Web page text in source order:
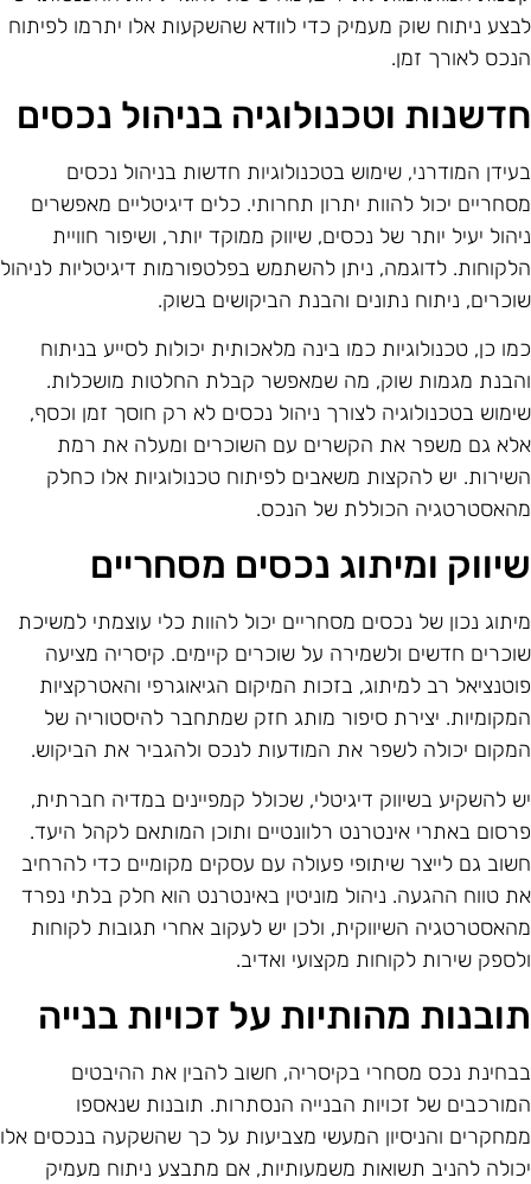
ניתוח שוק מעמיק כדי לוודא שהשקעות אלו יתרמו לפיתוח
לאורך זמן.
וטכנולוגיה בניהול נכסים
המודרני, שימוש בטכנולוגיות חדשות בניהול נכסים
יכול להוות יתרון תחרותי. כלים דיגיטליים מאפשרים
יעיל יותר של נכסים, שיווק ממוקד יותר, ושיפור חוויית
לדוגמה, ניתן להשתמש בפלטפורמות דיגיטליות לניהול
ניתוח נתונים והבנת הביקושים בשוק.
כן, טכנולוגיות כמו בינה מלאכותית יכולות לסייע בניתוח
מגמות שוק, מה שמאפשר קבלת החלטות מושכלות.
בטכנולוגיה לצורך ניהול נכסים לא רק חוסך זמן וכסף,
גם משפר את הקשרים עם השוכרים ומעלה את רמת
יש להקצות משאבים לפיתוח טכנולוגיות אלו כחלק
הכוללת של הנכס.
ומיתוג נכסים מסחריים
נכון של נכסים מסחריים יכול להוות כלי עוצמתי למשיכת
חדשים ולשמירה על שוכרים קיימים. קיסריה מציעה
רב למיתוג, בזכות המיקום הגיאוגרפי והאטרקציות
יצירת סיפור מותג חזק שמתחבר להיסטוריה של
יכולה לשפר את המודעות לנכס ולהגביר את הביקוש.
להשקיע בשיווק דיגיטלי, שכולל קמפיינים במדיה חברתית,
באתרי אינטרנט רלוונטיים ותוכן המותאם לקהל היעד.
גם לייצר שיתופי פעולה עם עסקים מקומיים כדי להרחיב
טווח ההגעה. ניהול מוניטין באינטרנט הוא חלק בלתי נפרד
השיווקית, ולכן יש לעקוב אחרי תגובות לקוחות
שירות לקוחות מקצועי ואדיב.
מהותיות על זכויות בנייה
נכס מסחרי בקיסריה, חשוב להבין את ההיבטים
של זכויות הבנייה הנסתרות. תובנות שנאספו
והניסיון המעשי מצביעות על כך שהשקעה בנכסים אלו
להניב תשואות משמעותיות, אם מתבצע ניתוח מעמיק